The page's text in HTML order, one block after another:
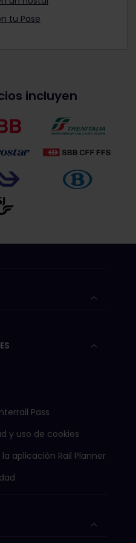
tu Pase
incluyen
Pass
y uso de cookies
aplicación Rail Planner